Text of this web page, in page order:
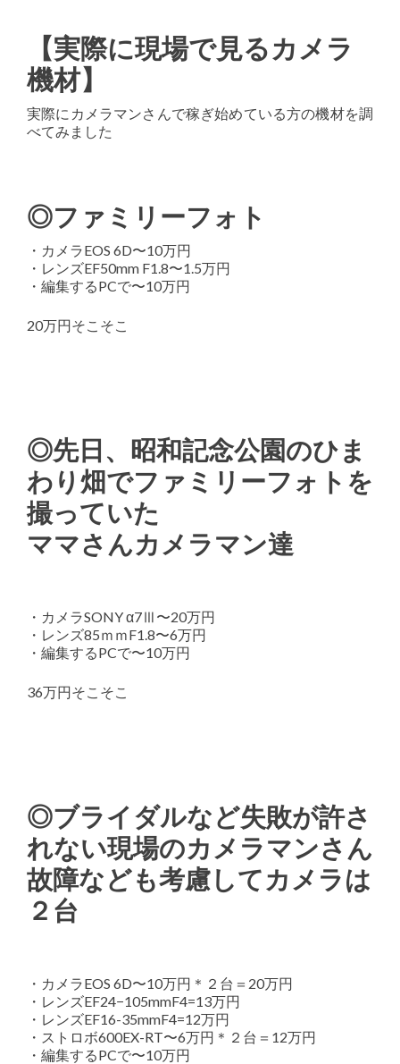
【実際に現場で見るカメラ
機材】
実際にカメラマンさんで稼ぎ始めている方の機材を調
べてみました
◎ファミリーフォト
・カメラEOS 6D〜10万円
・レンズEF50mm F1.8〜1.5万円
・編集するPCで〜10万円
20万円そこそこ
◎先日、昭和記念公園のひま
わり畑でファミリーフォトを
撮っていた
ママさんカメラマン達
・カメラSONY α7Ⅲ〜20万円
・レンズ85ｍｍF1.8〜6万円
・編集するPCで〜10万円
36万円そこそこ
◎ブライダルなど失敗が許さ
れない現場のカメラマンさん
故障なども考慮してカメラは
２台
・カメラEOS 6D〜10万円＊２台＝20万円
・レンズEF24−105mmF4=13万円
・レンズEF16-35mmF4=12万円
・ストロボ600EX-RT〜6万円＊２台＝12万円
・編集するPCで〜10万円